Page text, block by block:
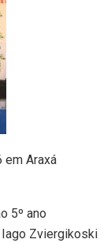
em Araxá
5º ano
Zviergikoski